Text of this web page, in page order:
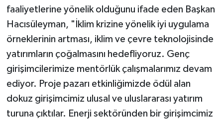
faaliyetlerine yönelik olduğunu ifade eden Başkan
Hacısüleyman, "İklim krizine yönelik iyi uygulama
örneklerinin artması, iklim ve çevre teknolojisinde
yatırımların çoğalmasını hedefliyoruz. Genç
girişimcilerimize mentörlük çalışmalarımız devam
ediyor. Proje pazarı etkinliğimizde ödül alan
dokuz girişimcimiz ulusal ve uluslararası yatırım
turuna çıktılar. Enerji sektöründen bir girişimcimiz